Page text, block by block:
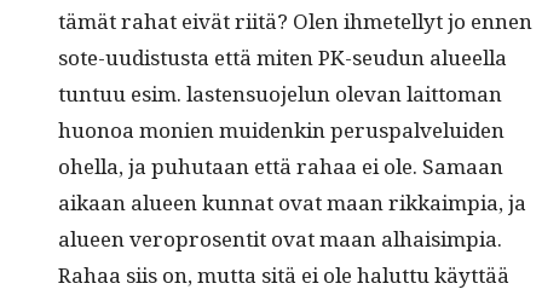
tämät rahat eivät riitä? Olen ihme­tel­lyt jo ennen
sote-uud­is­tus­ta että miten PK-seudun alueel­la
tun­tuu esim. las­ten­suo­jelun ole­van lait­toman
huonoa monien muidenkin perus­palvelu­iden
ohel­la, ja puhutaan että rahaa ei ole. Samaan
aikaan alueen kun­nat ovat maan rikkaimpia, ja
alueen vero­pros­en­tit ovat maan alhaisimpia.
Rahaa siis on, mut­ta sitä ei ole halut­tu käyt­tää